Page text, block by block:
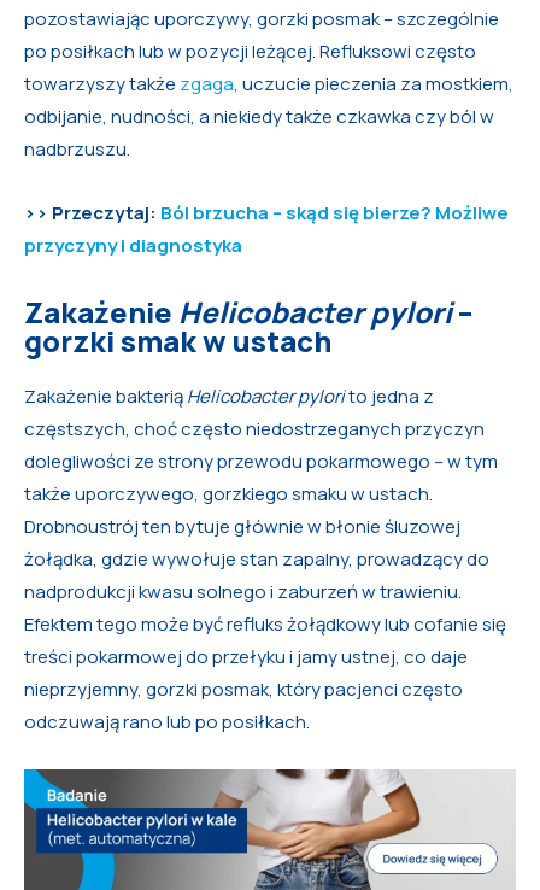
pozostawiając uporczywy, gorzki posmak – szczególnie
po posiłkach lub w pozycji leżącej. Refluksowi często
towarzyszy także zgaga, uczucie pieczenia za mostkiem,
odbijanie, nudności, a niekiedy także czkawka czy ból w
nadbrzuszu.
>> Przeczytaj: Ból brzucha – skąd się bierze? Możliwe
przyczyny i diagnostyka
Zakażenie Helicobacter pylori–
gorzki smak w ustach
Zakażenie bakteriąHelicobacter pylorito jedna z
częstszych, choć często niedostrzeganych przyczyn
dolegliwości ze strony przewodu pokarmowego – w tym
także uporczywego, gorzkiego smaku w ustach.
Drobnoustrój ten bytuje głównie w błonie śluzowej
żołądka, gdzie wywołuje stan zapalny, prowadzący do
nadprodukcji kwasu solnego i zaburzeń w trawieniu.
Efektem tego może być refluks żołądkowy lub cofanie się
treści pokarmowej do przełyku i jamy ustnej, co daje
nieprzyjemny, gorzki posmak, który pacjenci często
odczuwają rano lub po posiłkach.